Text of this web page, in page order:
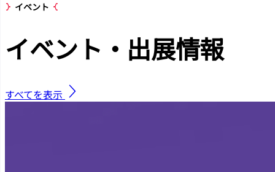
イベント
イベント・出展情報
すべてを表示